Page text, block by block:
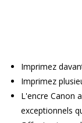
Imprimez
Imprimez
L'encre Canon
exceptionnels